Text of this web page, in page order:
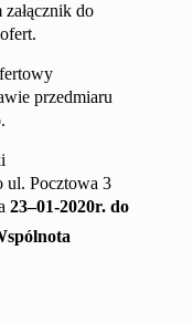
do
.
przedmiaru
Pocztowa 3
23–01-2020r. do